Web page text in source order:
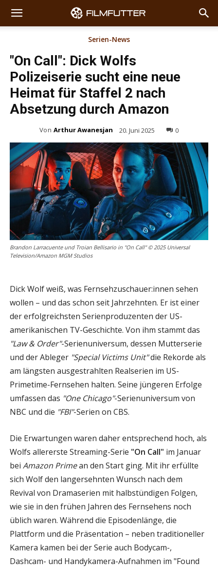
Serien-News
"On Call": Dick Wolfs
Polizeiserie sucht eine neue
Heimat für Staffel 2 nach
Absetzung durch Amazon
Von Arthur Awanesjan 20. Juni 2025 0
Brandon Larracuente und Troian Bellisario in "On Call" © 2025 Universal
Television/Amazon MGM Studios
Dick Wolf weiß, was Fernsehzuschauer:innen sehen
wollen – und das schon seit Jahrzehnten. Er ist einer
der erfolgreichsten Serienproduzenten der US-
amerikanischen TV-Geschichte. Von ihm stammt das
"Law & Order"-Serienuniversum, dessen Mutterserie
und der Ableger "Special Victims Unit"die Rekorde als
am längsten ausgestrahlten Realserien im US-
Primetime-Fernsehen halten. Seine jüngeren Erfolge
umfassen das "One Chicago"-Serienuniversum von
NBC und die "FBI"-Serien on CBS.
Die Erwartungen waren daher entsprechend hoch, als
Wolfs allererste Streaming-Serie "On Call" im Januar
bei Amazon Primean den Start ging. Mit ihr erfüllte
sich Wolf den langersehnten Wunsch nach dem
Revival von Dramaserien mit halbstündigen Folgen,
wie sie in den frühen Jahren des Fernsehens noch
üblich waren. Während die Episodenlänge, die
Plattform und die Präsentation – neben traditioneller
Kamera kamen bei der Serie auch Bodycam-,
Dashcam- und Handykamera-Aufnahmen im "Found